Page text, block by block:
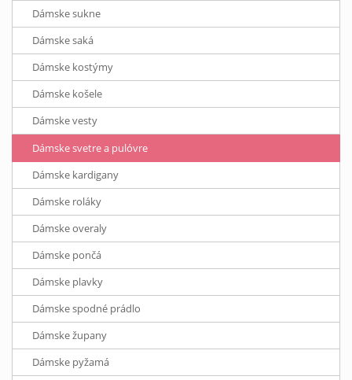
Dámske sukne
Dámske saká
Dámske kostýmy
Dámske košele
Dámske vesty
Dámske svetre a pulóvre
Dámske kardigany
Dámske roláky
Dámske overaly
Dámske pončá
Dámske plavky
Dámske spodné prádlo
Dámske župany
Dámske pyžamá